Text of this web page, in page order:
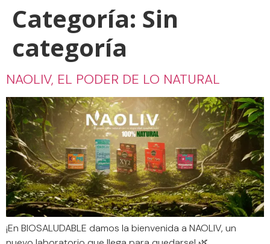
Categoría: Sin
categoría
NAOLIV, EL PODER DE LO NATURAL
¡En BIOSALUDABLE damos la bienvenida a NAOLIV, un